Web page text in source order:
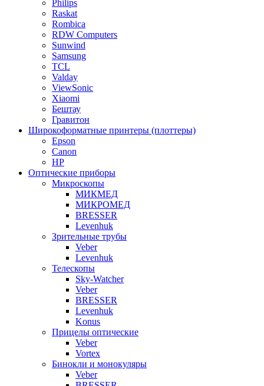
Philips
Raskat
Rombica
RDW Computers
Sunwind
Samsung
TCL
Valday
ViewSonic
Xiaomi
Бештау
Гравитон
Широкоформатные принтеры (плоттеры)
Epson
Canon
HP
Оптические приборы
Микроскопы
МИКМЕД
МИКРОМЕД
BRESSER
Levenhuk
Зрительные трубы
Veber
Levenhuk
Телескопы
Sky-Watcher
Veber
BRESSER
Levenhuk
Konus
Прицелы оптические
Veber
Vortex
Бинокли и монокуляры
Veber